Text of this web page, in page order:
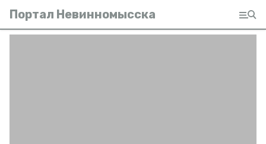
Портал Невинномысска